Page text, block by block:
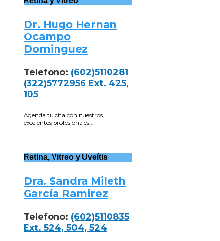
Dr. Hugo Hernan
Ocampo
Dominguez
Telefono: (602)5110281
(322)5772956 Ext. 425,
105
Agenda tu cita con nuestros
excelentes profesionales...
Retina, Vitreo y Uveítis
Dra. Sandra Mileth
García Ramirez
Telefono: (602)5110835
Ext. 524, 504, 524